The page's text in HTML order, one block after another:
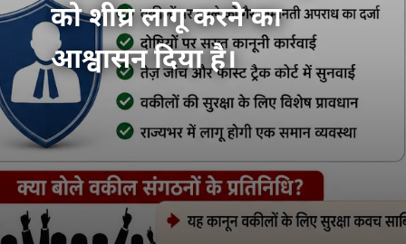
को शीघ्र लागू करने का
आश्वासन दिया है।